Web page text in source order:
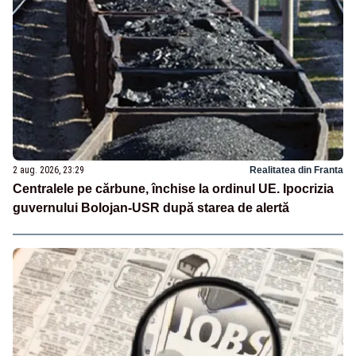
2 aug. 2026, 23:29 Realitatea din Franta
Centralele pe cărbune, închise la ordinul UE. Ipocrizia
guvernului Bolojan-USR după starea de alertă